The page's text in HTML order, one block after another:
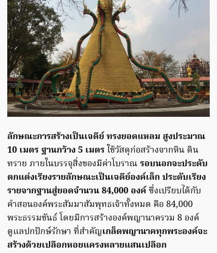
ลักษณะการสร้างเป็นเจดีย์ ทรงยอดแหลม สูงประมาณ
10 เมตร ฐานกว้าง 5 เมตรใช้วัสดุก่อสร้างจากหิน ดิน
ทราย ภายในบรรจุสิ่งของมีค่าโบราณ รอบนอกจะประดับ
ตกแต่งเรียงรายลักษณะเป็นเจดีย์องค์เล็ก ประดับเรียง
รายจากฐานสู่ยอดจำนวน 84,000 องค์ซึ่งเปรียบได้กับ
คำสอนองค์พระสัมมาสัมพุทธเจ้าทั้งหมด คือ 84,000
พระธรรมขันธ์ โดยมีการสร้างองค์พญานาครวม 8 องค์
ดูแลปกปักษ์รักษา ที่สำคัญเกล็ดพญานาคทุกพระองค์จะ
สร้างด้วยเปลือกหอยแครงหลายแสนเปลือก